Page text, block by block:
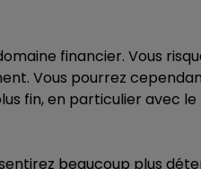
financier. Vous
Vous pourrez
fin, en particulier avec
beaucoup plus